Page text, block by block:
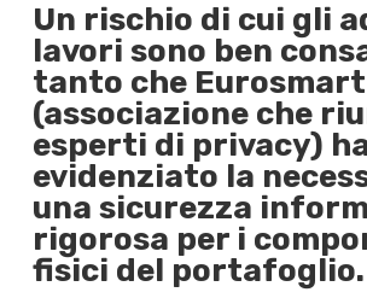
Un rischio di cui gli
lavori sono ben
tanto che Eurosmart
(associazione che
esperti di privacy)
evidenziato la
una sicurezza
rigorosa per i
fisici del portafoglio.